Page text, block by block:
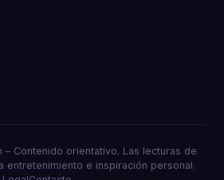
Contenido orientativo. Las lecturas de
entretenimiento e inspiración personal.